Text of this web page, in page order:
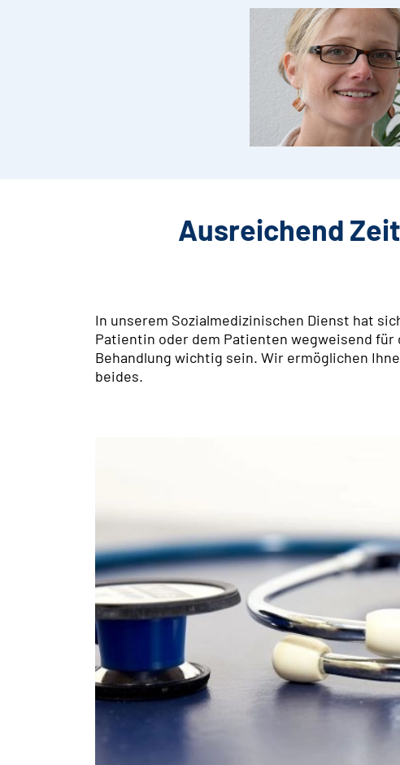
Ausreichend
In unserem Sozialmedizinischen Dienst hat
Patientin oder dem Patienten wegweisend
Behandlung wichtig sein. Wir ermöglichen
beides.